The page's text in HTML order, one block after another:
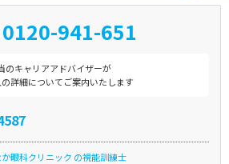
0120-941-651
のキャリアアドバイザーが
の詳細についてご案内いたします
眼科クリニック の視能訓練士